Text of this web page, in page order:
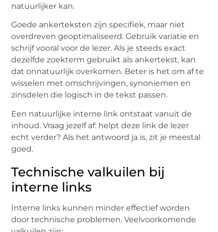
natuurlijker kan.
Goede ankerteksten zijn specifiek, maar niet
overdreven geoptimaliseerd. Gebruik variatie en
schrijf vooral voor de lezer. Als je steeds exact
dezelfde zoekterm gebruikt als ankertekst, kan
dat onnatuurlijk overkomen. Beter is het om af te
wisselen met omschrijvingen, synoniemen en
zinsdelen die logisch in de tekst passen.
Een natuurlijke interne link ontstaat vanuit de
inhoud. Vraag jezelf af: helpt deze link de lezer
echt verder? Als het antwoord ja is, zit je meestal
goed.
Technische valkuilen bij
interne links
Interne links kunnen minder effectief worden
door technische problemen. Veelvoorkomende